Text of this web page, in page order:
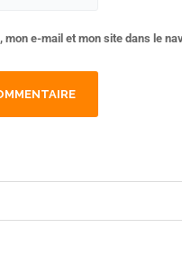
mon e-mail et mon site dans le